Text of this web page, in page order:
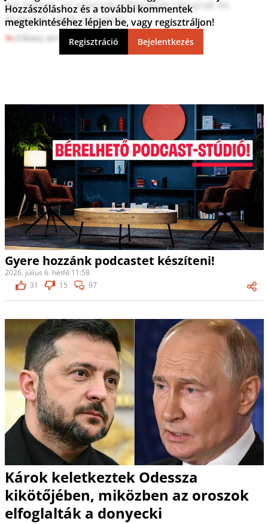
Azt hittem, az oroszok elfoglalják Ukrajnát és
építenek nekik enerdzsit.
Válasz erre 2 0
Hozzászóláshoz és a további kommentek
megtekintéséhez lépjen be, vagy regisztráljon!
Regisztráció Bejelentkezés
Gyere hozzánk podcastet készíteni!
2026. július 6. hétfő 11:58
31
15 97
Károk keletkeztek Odessza
kikötőjében, miközben az oroszok
elfoglalták a donyecki